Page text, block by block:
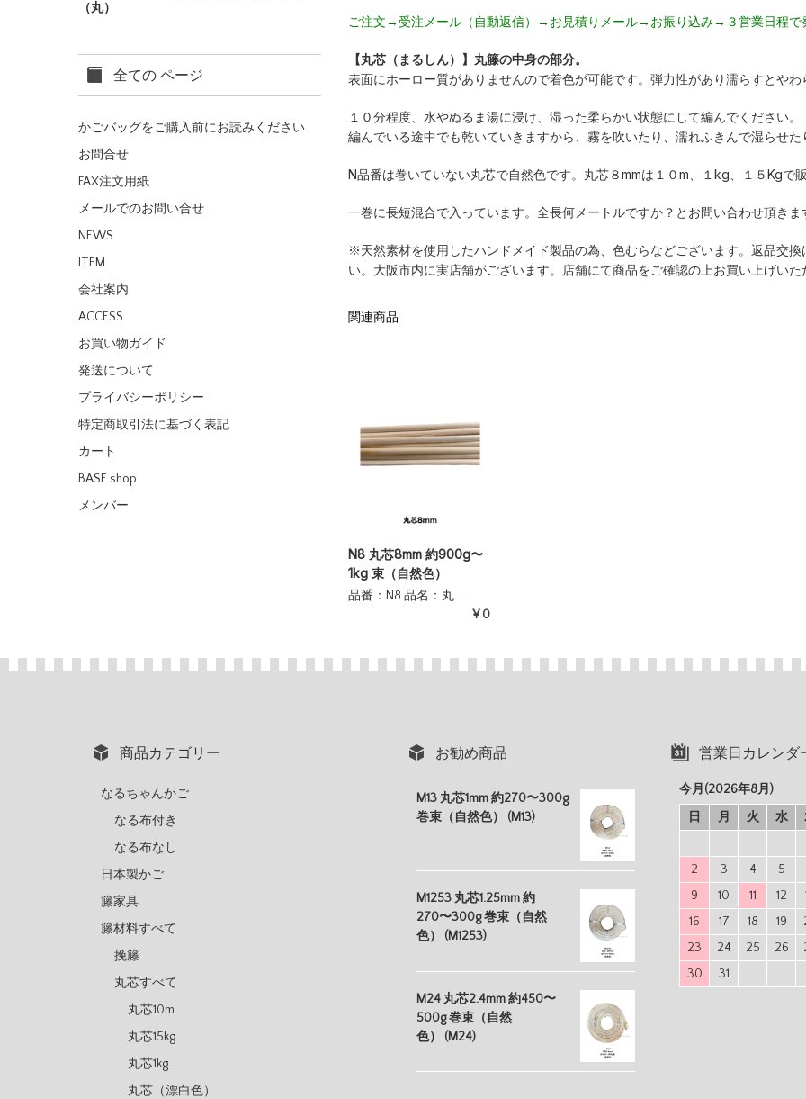
ご注文→受注メール（自動返信）→お見積りメール→お振り込み→３営業日程
【丸芯（まるしん）】丸籐の中身の部分。
表面にホーロー質がありませんので着色が可能です。弾力性があり濡らすとや
１０分程度、水やぬるま湯に浸け、湿った柔らかい状態にして編んでください
編んでいる途中でも乾いていきますから、霧を吹いたり、濡れふきんで湿らせ
N品番は巻いていない丸芯で自然色です。丸芯８mmは１０m、１kg、１５Kgで
一巻に長短混合で入っています。全長何メートルですか？とお問い合わせ頂き
※天然素材を使用したハンドメイド製品の為、色むらなどございます。返品交
い。大阪市内に実店舗がございます。店舗にて商品をご確認の上お買い上げい
関連商品
N8 丸芯8mm 約900g〜
1kg 束（自然色）
品番：N8 品名：丸…
¥0
（丸）
全ての ページ
かごバッグをご購入前にお読みください
お問合せ
FAX注文用紙
メールでのお問い合せ
NEWS
ITEM
会社案内
ACCESS
お買い物ガイド
発送について
プライバシーポリシー
特定商取引法に基づく表記
カート
BASE shop
メンバー
商品カテゴリー
なるちゃんかご
なる布付き
なる布なし
日本製かご
籐家具
籐材料すべて
挽籐
丸芯すべて
丸芯10m
丸芯15kg
丸芯1kg
丸芯（漂白色）
お勧め商品
M13 丸芯1mm 約270〜300g
巻束（自然色） (M13)
M1253 丸芯1.25mm 約
270〜300g 巻束（自然
色） (M1253)
M24 丸芯2.4mm 約450〜
500g 巻束（自然
色） (M24)
営業日カレンダ
今月(2026年8月)
日
月 火 水
2 3 4
5
9
10 11 12
16
17 18 19
23
24 25 26
30
31